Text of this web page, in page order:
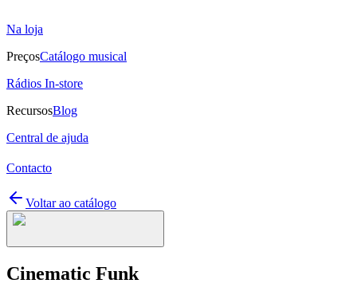
Na loja
PreçosCatálogo musical
Rádios In-store
RecursosBlog
Central de ajuda
Contacto
Voltar ao catálogo
Cinematic Funk